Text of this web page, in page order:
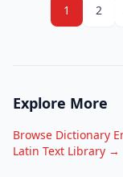
1 2
Explore More
Browse Dictionary
Latin Text Library →